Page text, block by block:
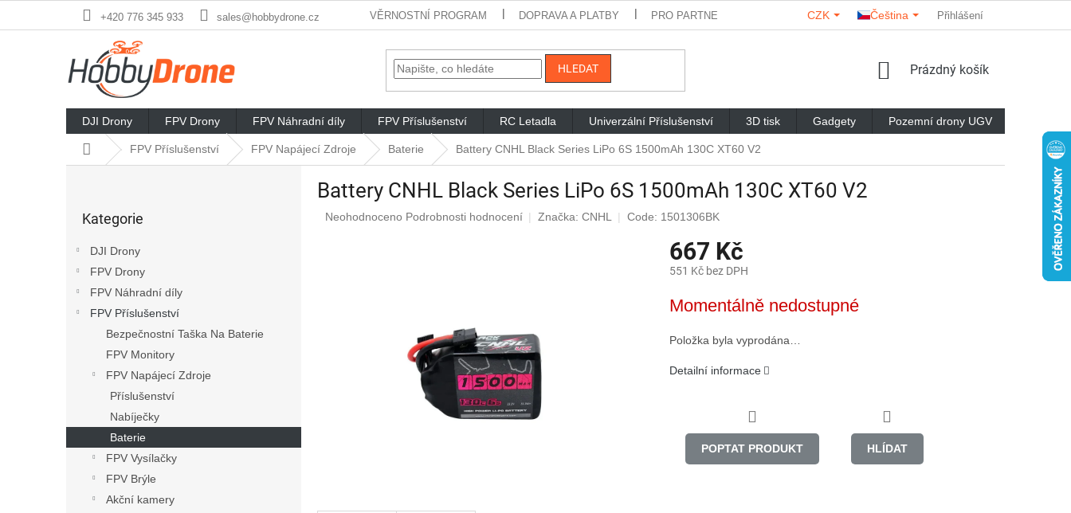
+420 776 345 933 sales@hobbydrone.cz VĚRNOSTNÍ PROGRAM DOPRAVA A PLATBY PRO PARTNERY KONTAKTY HODNOCENÍ OBCHODU
CZK Čeština Přihlášení
HLEDAT
NÁKUPNÍ
Prázdný košík
DJI Drony FPV Drony FPV Náhradní díly FPV Příslušenství RC Letadla Univerzální Příslušenství 3D tisk Gadgety Pozemní drony UGV
Domů FPV Příslušenství FPV Napájecí Zdroje Baterie Battery CNHL Black Series LiPo 6S 1500mAh 130C XT60 V2
kategorie
Kategorie
DJI Drony
FPV Drony
FPV Náhradní díly
FPV Příslušenství
Bezpečnostní Taška Na Baterie
FPV Monitory
FPV Napájecí Zdroje
Příslušenství
Nabíječky
Baterie
FPV Vysílačky
FPV Brýle
Akční kamery
Battery CNHL Black Series LiPo 6S 1500mAh 130C XT60 V2
Průměrné
Neohodnoceno Podrobnosti hodnocení Značka: CNHL Code: 1501306BK
667 Kč
551 Kč bez DPH
cena:
Momentálně nedostupné
Položka byla vyprodána…
Detailní informace
POPTAT PRODUKT HLÍDAT